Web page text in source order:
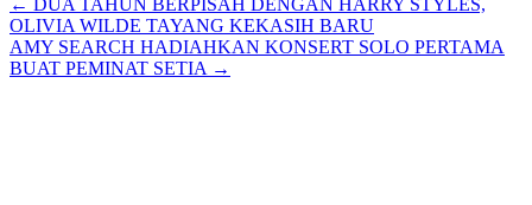
Posts
navigation
← DUA TAHUN BERPISAH DENGAN HARRY STYLES,
OLIVIA WILDE TAYANG KEKASIH BARU
AMY SEARCH HADIAHKAN KONSERT SOLO PERTAMA
BUAT PEMINAT SETIA →